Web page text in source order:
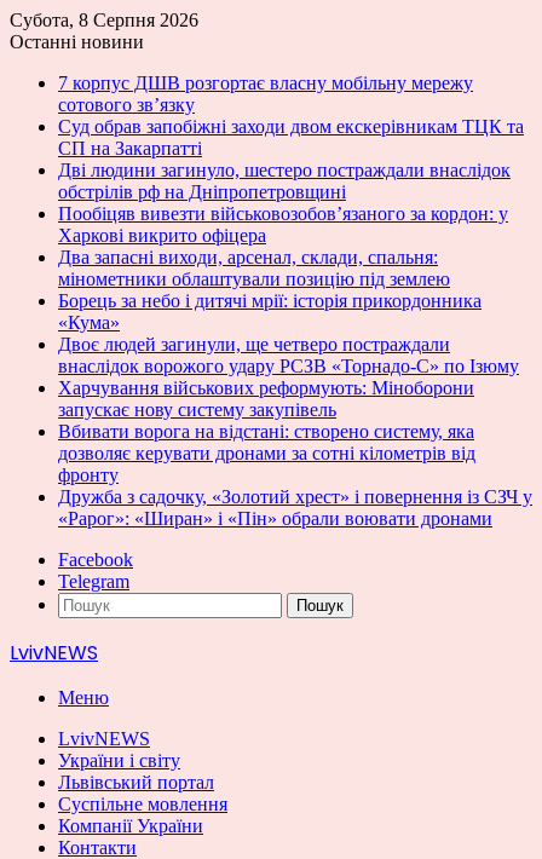
Субота, 8 Серпня 2026
Останні новини
7 корпус ДШВ розгортає власну мобільну мережу
сотового зв’язку
Суд обрав запобіжні заходи двом екскерівникам ТЦК та
СП на Закарпатті
Дві людини загинуло, шестеро постраждали внаслідок
обстрілів рф на Дніпропетровщині
Пообіцяв вивезти військовозобов’язаного за кордон: у
Харкові викрито офіцера
Два запасні виходи, арсенал, склади, спальня:
мінометники облаштували позицію під землею
Борець за небо і дитячі мрії: історія прикордонника
«Кума»
Двоє людей загинули, ще четверо постраждали
внаслідок ворожого удару РСЗВ «Торнадо-С» по Ізюму
Харчування військових реформують: Міноборони
запускає нову систему закупівель
Вбивати ворога на відстані: створено систему, яка
дозволяє керувати дронами за сотні кілометрів від
фронту
Дружба з садочку, «Золотий хрест» і повернення із СЗЧ у
«Рарог»: «Ширан» і «Пін» обрали воювати дронами
Facebook
Telegram
Пошук
LvivNEWS
Меню
LvivNEWS
України і світу
Львівський портал
Суспільне мовлення
Компанії України
Контакти